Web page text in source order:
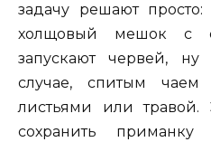
задачу решают
холщовый мешок с
запускают червей,
случае, спитым
листьями или травой.
сохранить